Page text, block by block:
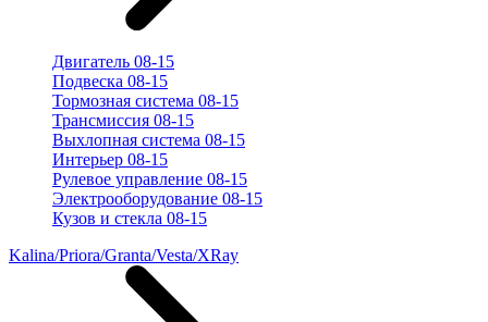
Двигатель 08-15
Подвеска 08-15
Тормозная система 08-15
Трансмиссия 08-15
Выхлопная система 08-15
Интерьер 08-15
Рулевое управление 08-15
Электрооборудование 08-15
Кузов и стекла 08-15
Kalina/Priora/Granta/Vesta/XRay